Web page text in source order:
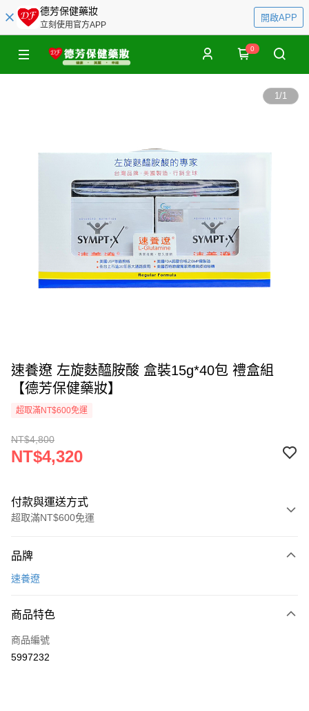
德芳保健藥妝
立刻使用官方APP
開啟APP
0
1/1
速養遼 左旋麩醯胺酸 盒裝15g*40包 禮盒組
【德芳保健藥妝】
超取滿NT$600免運
NT$4,800
NT$4,320
付款與運送方式
超取滿NT$600免運
信用卡一次付款
LINE Pay
Apple Pay
品牌
速養遼
商品特色
商品編號
5997232